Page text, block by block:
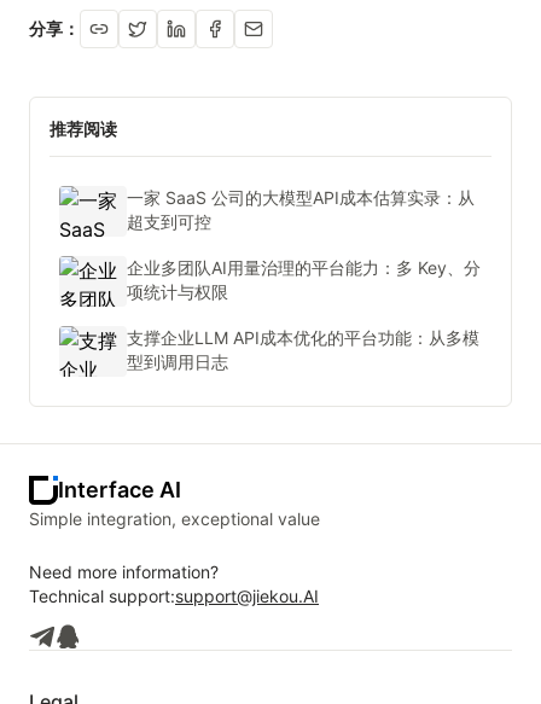
分享：
推荐阅读
一家 SaaS 公司的大模型API成本估算实录：从
超支到可控
企业多团队AI用量治理的平台能力：多 Key、分
项统计与权限
支撑企业LLM API成本优化的平台功能：从多模
型到调用日志
Interface AI
Simple integration, exceptional value
Need more information?
Technical support:support@jiekou.AI